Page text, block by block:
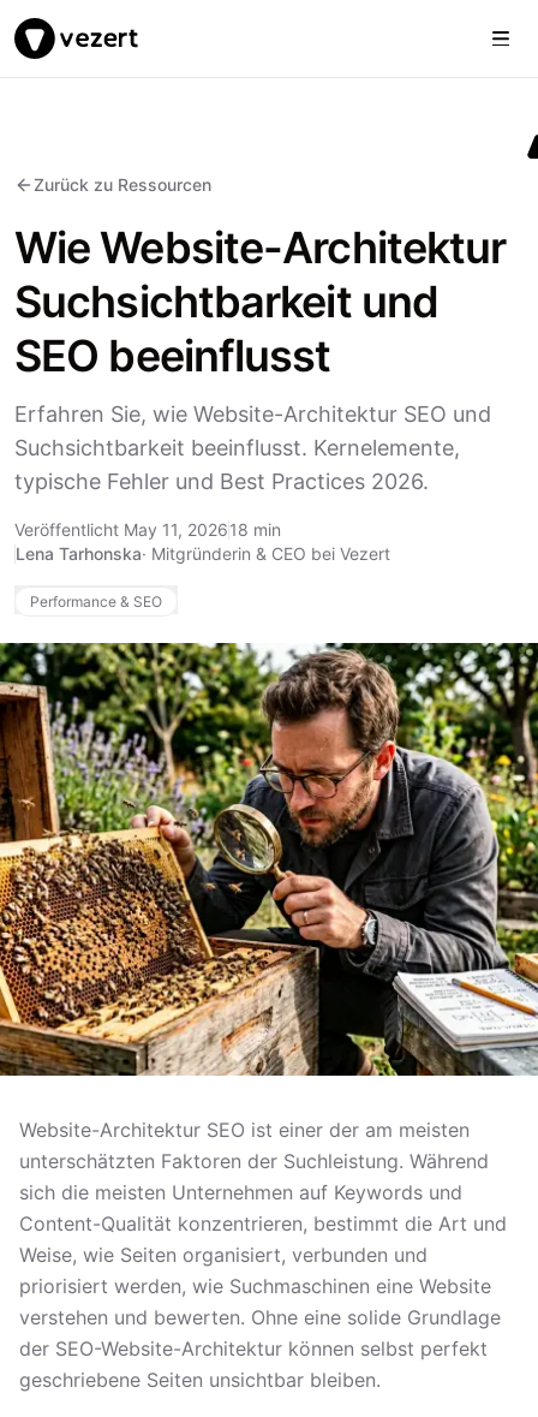
Vezert
Zurück zu Ressourcen
Wie Website-Architektur
Suchsichtbarkeit und
SEO beeinflusst
Erfahren Sie, wie Website-Architektur SEO und
Suchsichtbarkeit beeinflusst. Kernelemente,
typische Fehler und Best Practices 2026.
Veröffentlicht May 11, 202618 min
Lena Tarhonska· Mitgründerin & CEO bei Vezert
Performance & SEO
Website-Architektur SEO ist einer der am meisten
unterschätzten Faktoren der Suchleistung. Während
sich die meisten Unternehmen auf Keywords und
Content-Qualität konzentrieren, bestimmt die Art und
Weise, wie Seiten organisiert, verbunden und
priorisiert werden, wie Suchmaschinen eine Website
verstehen und bewerten. Ohne eine solide Grundlage
der SEO-Website-Architektur können selbst perfekt
geschriebene Seiten unsichtbar bleiben.